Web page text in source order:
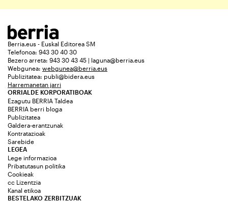
Berria.eus - Euskal Editorea SM
Telefonoa: 943 30 40 30
Bezero arreta: 943 30 43 45 | laguna@berria.eus
Webgunea: webgunea@berria.eus
Publizitatea: publi@bidera.eus
Harremanetan jarri
ORRIALDE KORPORATIBOAK
Ezagutu BERRIA Taldea
BERRIA berri bloga
Publizitatea
Galdera-erantzunak
Kontratazioak
Sarebide
LEGEA
Lege informazioa
Pribatutasun politika
Cookieak
cc Lizentzia
Kanal etikoa
BESTELAKO ZERBITZUAK